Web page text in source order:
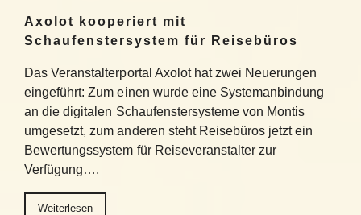
Axolot kooperiert mit
Schaufenstersystem für Reisebüros
Das Veranstalterportal Axolot hat zwei Neuerungen
eingeführt: Zum einen wurde eine Systemanbindung
an die digitalen Schaufenstersysteme von Montis
umgesetzt, zum anderen steht Reisebüros jetzt ein
Bewertungssystem für Reiseveranstalter zur
Verfügung….
Weiterlesen